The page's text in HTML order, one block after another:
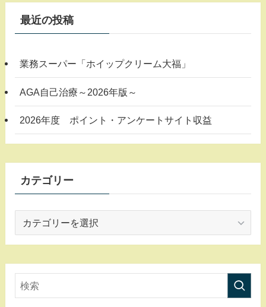
最近の投稿
業務スーパー「ホイップクリーム大福」
AGA自己治療～2026年版～
2026年度 ポイント・アンケートサイト収益
カテゴリー
ゴ
リ
ー